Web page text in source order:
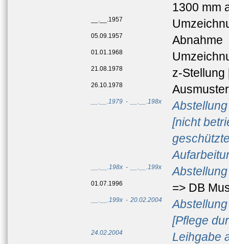
1300 mm
__.__.1957
05.09.1957 Abnahme
01.01.1968
21.08.1978 z-Stellung
26.10.1978
__.__.1979 - __.__.198x
[nicht
__.__.198x - __.__.199x
01.07.1996 => DB
__.__.199x - 20.02.2004
[Pflege
24.02.2004
Leihgabe